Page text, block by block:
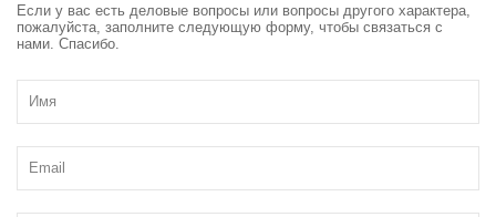
Если у вас есть деловые вопросы или вопросы другого характера,
пожалуйста, заполните следующую форму, чтобы связаться с
нами. Спасибо.